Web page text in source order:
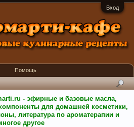
Вход
- эфирные и базовые масла,
для домашней косметики,
литература по ароматерапии и
другое
Помощь